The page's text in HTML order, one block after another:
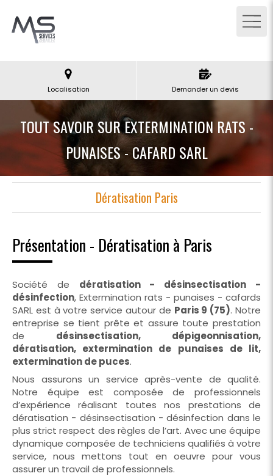
Localisation Demander un devis
TOUT SAVOIR SUR EXTERMINATION RATS -
PUNAISES - CAFARD SARL
Dératisation Paris
Présentation - Dératisation à Paris
Société de dératisation - désinsectisation -
désinfection, Extermination rats - punaises - cafards
SARL est à votre service autour de Paris 9 (75). Notre
entreprise se tient prête et assure toute prestation
de désinsectisation, dépigeonnisation,
dératisation, extermination de punaises de lit,
extermination de puces.
Nous assurons un service après-vente de qualité.
Notre équipe est composée de professionnels
d’expérience réalisant toutes nos prestations de
dératisation - désinsectisation - désinfection dans le
plus strict respect des règles de l’art. Avec une équipe
dynamique composée de techniciens qualifiés à votre
service, nous mettons tout en oeuvre pour vous
assurer un travail de professionnels.